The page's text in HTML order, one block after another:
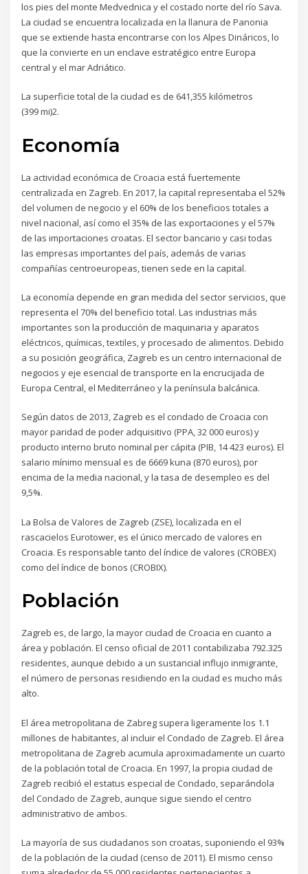
los pies del monte Medvednica y el costado norte del río Sava.
La ciudad se encuentra localizada en la llanura de Panonia
que se extiende hasta encontrarse con los Alpes Dináricos, lo
que la convierte en un enclave estratégico entre Europa
central y el mar Adriático.
La superficie total de la ciudad es de 641,355 kilómetros
(399 mi)2.
Economía
La actividad económica de Croacia está fuertemente
centralizada en Zagreb. En 2017, la capital representaba el 52%
del volumen de negocio y el 60% de los beneficios totales a
nivel nacional, así como el 35% de las exportaciones y el 57%
de las importaciones croatas. El sector bancario y casi todas
las empresas importantes del país, además de varias
compañías centroeuropeas, tienen sede en la capital.
La economía depende en gran medida del sector servicios, que
representa el 70% del beneficio total. Las industrias más
importantes son la producción de maquinaria y aparatos
eléctricos, químicas, textiles, y procesado de alimentos. Debido
a su posición geográfica, Zagreb es un centro internacional de
negocios y eje esencial de transporte en la encrucijada de
Europa Central, el Mediterráneo y la península balcánica.​
Según datos de 2013, Zagreb es el condado de Croacia con
mayor paridad de poder adquisitivo (PPA, 32 000 euros) y
producto interno bruto nominal per cápita (PIB, 14 423 euros). El
salario mínimo mensual es de 6669 kuna (870 euros), por
encima de la media nacional, y la tasa de desempleo es del
9,5%.
La Bolsa de Valores de Zagreb (ZSE), localizada en el
rascacielos Eurotower, es el único mercado de valores en
Croacia. Es responsable tanto del índice de valores (CROBEX)
como del índice de bonos (CROBIX).
Población
Zagreb es, de largo, la mayor ciudad de Croacia en cuanto a
área y población. El censo oficial de 2011 contabilizaba 792.325
residentes, aunque debido a un sustancial influjo inmigrante,
el número de personas residiendo en la ciudad es mucho más
alto.
El área metropolitana de Zabreg supera ligeramente los 1.1
millones de habitantes, al incluir el Condado de Zagreb. El área
metropolitana de Zagreb acumula aproximadamente un cuarto
de la población total de Croacia. En 1997, la propia ciudad de
Zagreb recibió el estatus especial de Condado, separándola
del Condado de Zagreb, aunque sigue siendo el centro
administrativo de ambos.
La mayoría de sus ciudadanos son croatas, suponiendo el 93%
de la población de la ciudad (censo de 2011). El mismo censo